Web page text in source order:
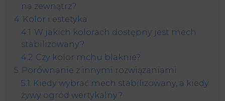
na zewnątrz?
4 Kolor i estetyka
4.1 W jakich kolorach dostępny jest mech
stabilizowany?
4.2 Czy kolor mchu blaknie?
5 Porównanie z innymi rozwiązaniami
5.1 Kiedy wybrać mech stabilizowany, a kiedy
żywy ogród wertykalny?